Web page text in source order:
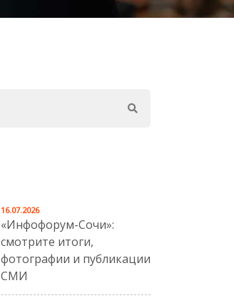
«Инфофорум-Сочи»:
смотрите итоги,
фотографии и публикации
СМИ
16.07.2026